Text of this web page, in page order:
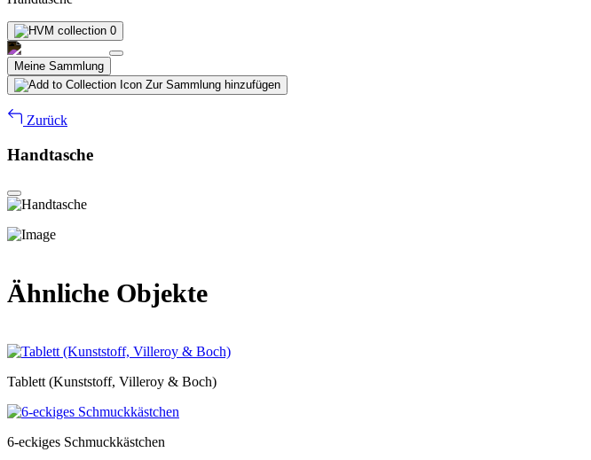
0
Meine Sammlung
Zur Sammlung hinzufügen
Zurück
Handtasche
Ähnliche Objekte
Tablett (Kunststoff, Villeroy & Boch)
6-eckiges Schmuckkästchen